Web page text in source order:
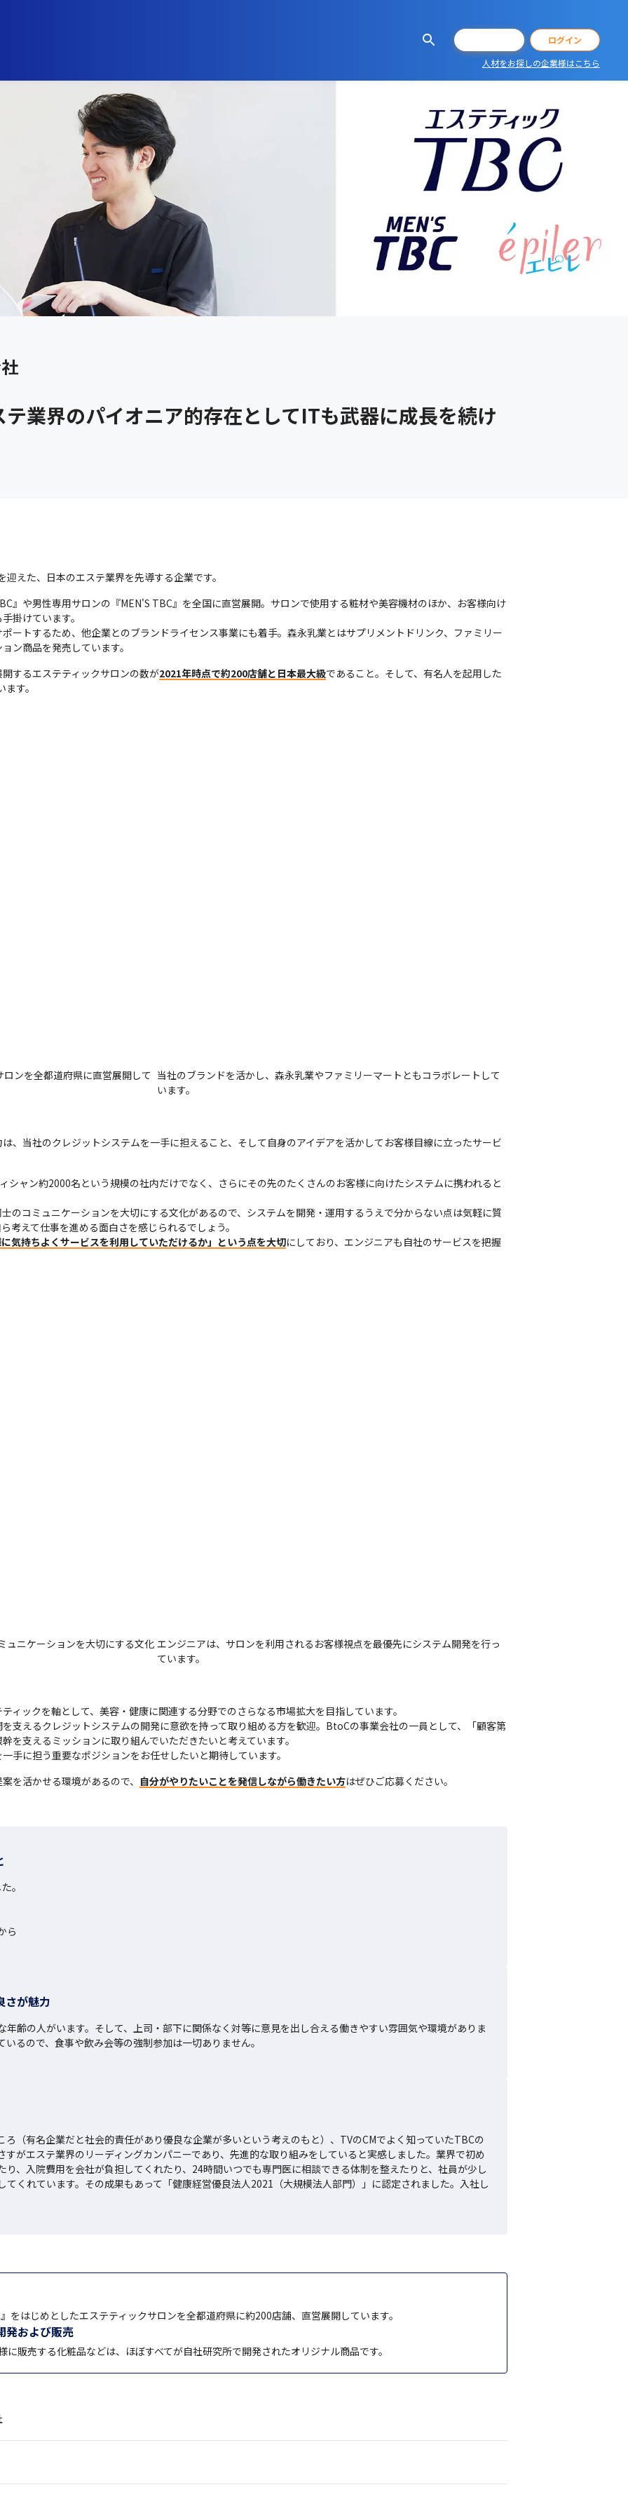
ログイン
人材をお探しの企業様はこちら
業界のパイオニア的存在としてITも武器に成長を続け
えた、日本のエステ業界を先導する企業です。
』や男性専用サロンの『MEN'S TBC』を全国に直営展開。サロンで使用する粧材や美容機材のほか、お客様向け
掛けています。
ートするため、他企業とのブランドライセンス事業にも着手。森永乳業とはサプリメントドリンク、ファミリー
ン商品を発売しています。
するエステティックサロンの数が2021年時点で約200店舗と日本最大級であること。そして、有名人を起用した
す。
ンを全都道府県に直営展開して 当社のブランドを活かし、森永乳業やファミリーマートともコラボレートして
います。
、当社のクレジットシステムを一手に担えること、そして自身のアイデアを活かしてお客様目線に立ったサービ
シャン約2000名という規模の社内だけでなく、さらにその先のたくさんのお客様に向けたシステムに携われると
のコミュニケーションを大切にする文化があるので、システムを開発・運用するうえで分からない点は気軽に質
考えて仕事を進める面白さを感じられるでしょう。
に気持ちよくサービスを利用していただけるか」という点を大切にしており、エンジニアも自社のサービスを把握
ュニケーションを大切にする文化 エンジニアは、サロンを利用されるお客様視点を最優先にシステム開発を行っ
ています。
ィックを軸として、美容・健康に関連する分野でのさらなる市場拡大を目指しています。
支えるクレジットシステムの開発に意欲を持って取り組める方を歓迎。BtoCの事業会社の一員として、「顧客第
を支えるミッションに取り組んでいただきたいと考えています。
手に担う重要なポジションをお任せしたいと期待しています。
を活かせる環境があるので、 自分がやりたいことを発信しながら働きたい方はぜひご応募ください。
。
ら
さが魅力
齢の人がいます。そして、上司・部下に関係なく対等に意見を出し合える働きやすい雰囲気や環境がありま
るので、食事や飲み会等の強制参加は一切ありません。
（有名企業だと社会的責任があり優良な企業が多いという考えのもと）、TVのCMでよく知っていたTBCの
がエステ業界のリーディングカンパニーであり、先進的な取り組みをしていると実感しました。業界で初め
、入院費用を会社が負担してくれたり、24時間いつでも専門医に相談できる体制を整えたりと、社員が少し
てくれています。その成果もあって「健康経営優良法人2021（大規模法人部門）」に認定されました。入社し
をはじめとしたエステティックサロンを全都道府県に約200店舗、直営展開しています。
発および販売
販売する化粧品などは、ほぼすべてが自社研究所で開発されたオリジナル商品です。